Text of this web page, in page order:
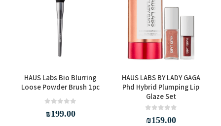
HAUS LABS BY LADY GAGA
Phd Hybrid Plumping Lip
Glaze Set
₪159.00
HAUS Labs Bio Blurring
Loose Powder Brush 1pc
₪199.00